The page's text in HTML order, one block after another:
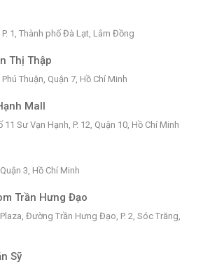
1, Thành phố Đà Lạt, Lâm Đồng
Thị Thập
Thuận, Quận 7, Hồ Chí Minh
Mall
Sư Vạn Hạnh, P. 12, Quận 10, Hồ Chí Minh
3, Hồ Chí Minh
Trần Hưng Đạo
Đường Trần Hưng Đạo, P. 2, Sóc Trăng,
Sỹ